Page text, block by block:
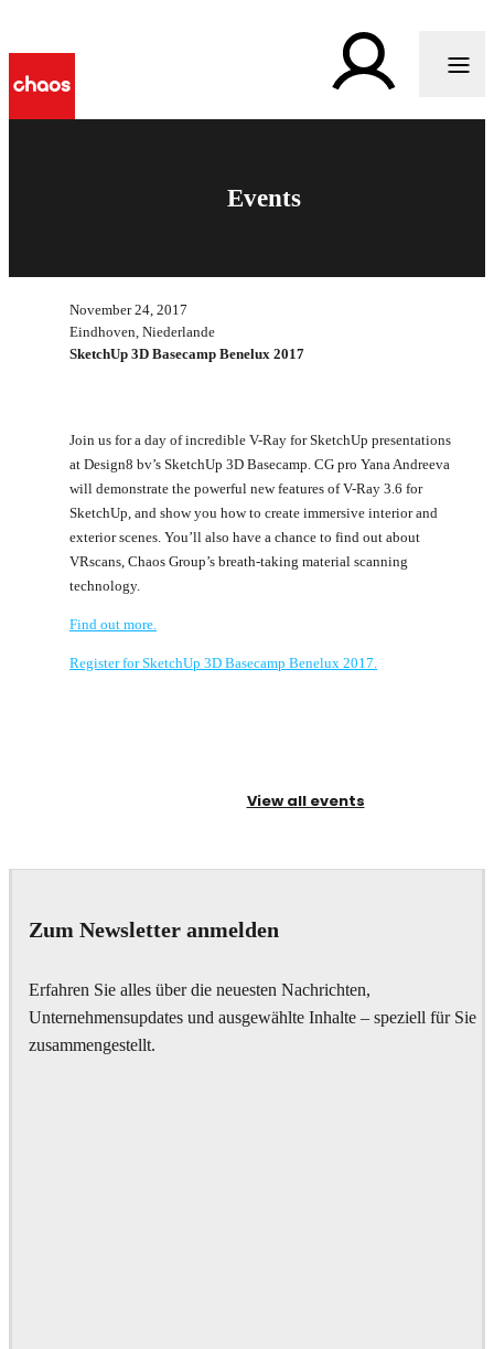
Events
November 24, 2017
Eindhoven, Niederlande
SketchUp 3D Basecamp Benelux 2017
Join us for a day of incredible V-Ray for SketchUp presentations
at Design8 bv’s SketchUp 3D Basecamp. CG pro Yana Andreeva
will demonstrate the powerful new features of V-Ray 3.6 for
SketchUp, and show you how to create immersive interior and
exterior scenes. You’ll also have a chance to find out about
VRscans, Chaos Group’s breath-taking material scanning
technology.
Find out more.
Register for SketchUp 3D Basecamp Benelux 2017.
View all events
Zum Newsletter anmelden
Erfahren Sie alles über die neuesten Nachrichten,
Unternehmensupdates und ausgewählte Inhalte – speziell für Sie
zusammengestellt.